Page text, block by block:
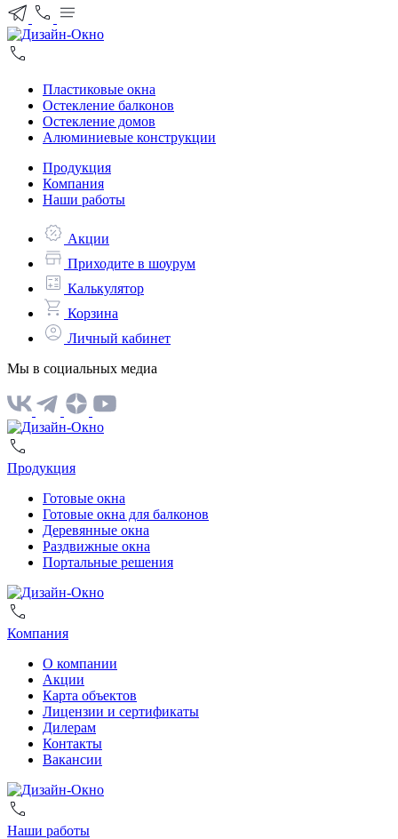
Пластиковые окна
Остекление балконов
Остекление домов
Алюминиевые конструкции
Продукция
Компания
Наши работы
Акции
Приходите в шоурум
Калькулятор
Корзина
Личный кабинет
Мы в социальных медиа
Продукция
Готовые окна
Готовые окна для балконов
Деревянные окна
Раздвижные окна
Портальные решения
Компания
О компании
Акции
Карта объектов
Лицензии и сертификаты
Дилерам
Контакты
Вакансии
Наши работы